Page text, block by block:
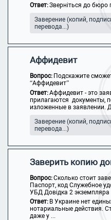
Ответ:Зверніться до бюро
Заверение (копий,
перевода...)
Аффидевит
Вопрос: Подскажите
“Аффидевит”
Ответ:Аффидевит - это
прилагаются документы,
изложенные в заявлении.
Заверение (копий,
перевода...)
Заверить копию
Вопрос:Сколько стоит
Паспорт, код Служебное
УБД Довідка 2 экземпляра
Ответ: В Украине нет
нотариальные действия.
даже у ...